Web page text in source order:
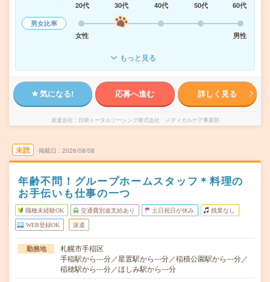
20代
30代 40代 50代
60代
男女比率
女性
男性
もっと見る
気になる! 応募へ進む 詳しく見る
派遣会社 日研トータルソーシング株式会社 メディカルケア事業部
未読 掲載日 2026/08/08
年齢不問！グループホームスタッフ＊料理の
お手伝いも仕事の一つ
職種未経験OK 交通費別途支給あり 土日祝日が休み 残業なし
WEB登録OK 派遣
勤務地
札幌市手稲区
手稲駅から---分／星置駅から---分／稲積公園駅から---分／
稲穂駅から---分／ほしみ駅から---分